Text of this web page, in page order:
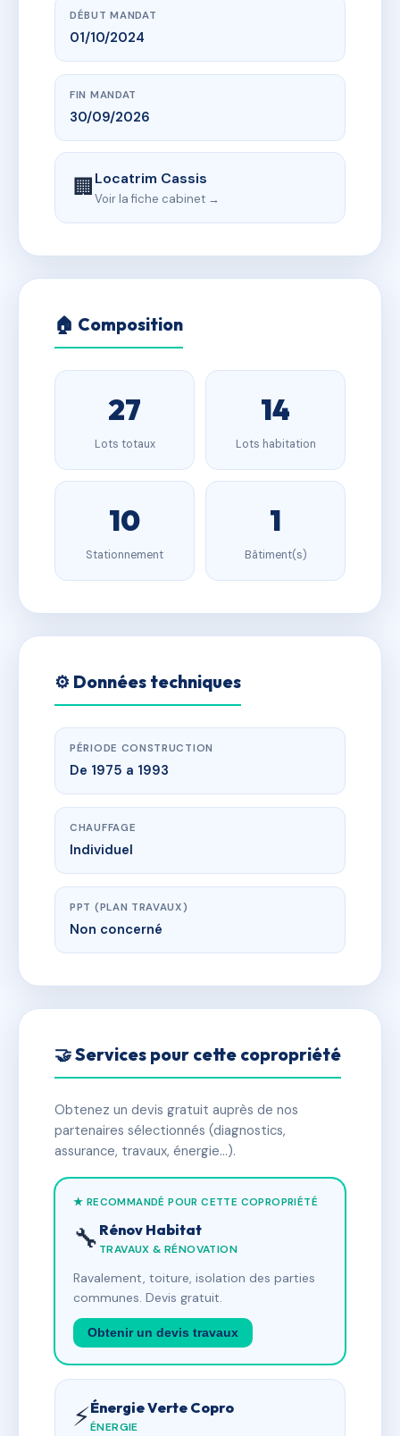
DÉBUT MANDAT
01/10/2024
FIN MANDAT
30/09/2026
🏢Locatrim Cassis
Voir la fiche cabinet →
🏠 Composition
27
Lots totaux
14
Lots habitation
10
Stationnement
1
Bâtiment(s)
⚙️ Données techniques
PÉRIODE CONSTRUCTION
De 1975 a 1993
CHAUFFAGE
Individuel
PPT (PLAN TRAVAUX)
Non concerné
🤝 Services pour cette copropriété
Obtenez un devis gratuit auprès de nos
partenaires sélectionnés (diagnostics,
assurance, travaux, énergie…).
★ RECOMMANDÉ POUR CETTE COPROPRIÉTÉ
🔧 Rénov Habitat
TRAVAUX & RÉNOVATION
Ravalement, toiture, isolation des parties
communes. Devis gratuit.
Obtenir un devis travaux
⚡Énergie Verte Copro
ÉNERGIE